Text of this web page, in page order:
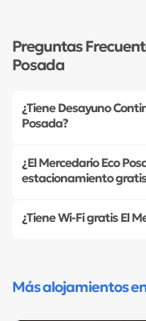
Preguntas
Posada
¿Tiene Desayuno
Posada?
¿El Mercedario Eco
estacionamiento
¿Tiene Wi-Fi gratis El
Más alojamientos